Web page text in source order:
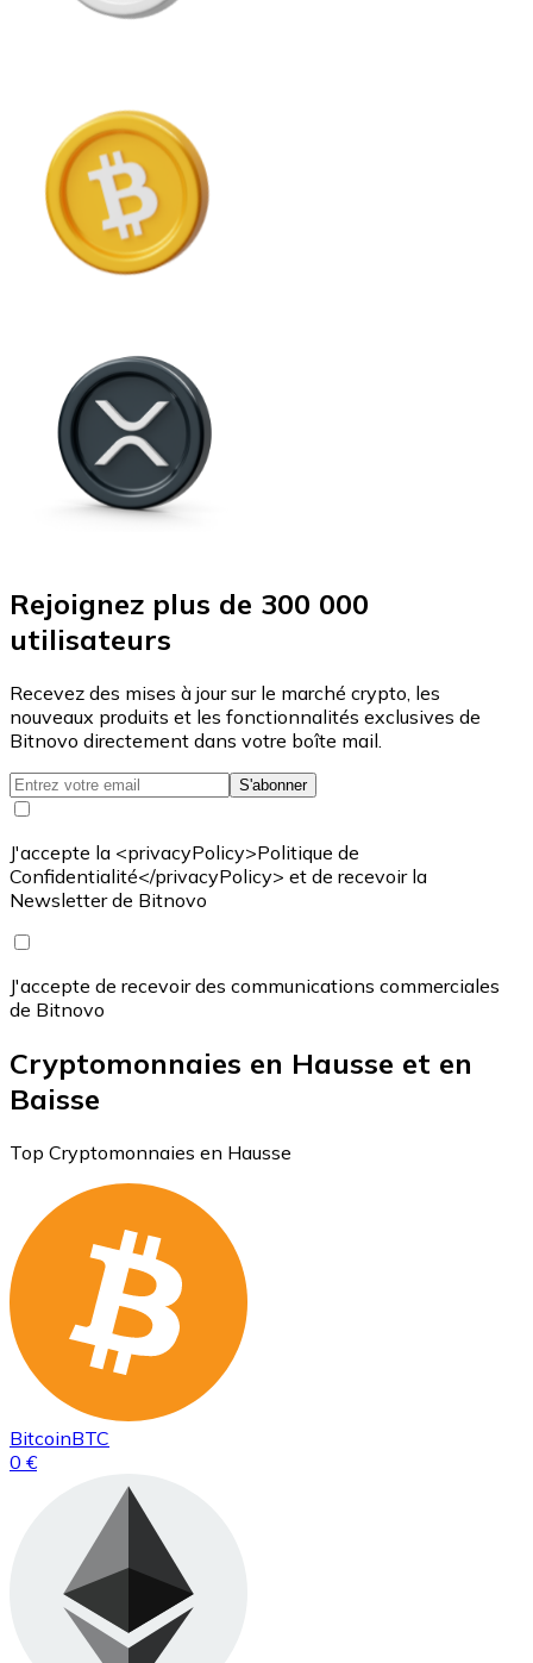
Rejoignez plus de 300 000
utilisateurs
Recevez des mises à jour sur le marché crypto, les
nouveaux produits et les fonctionnalités exclusives de
Bitnovo directement dans votre boîte mail.
S'abonner
J'accepte la <privacyPolicy>Politique de
Confidentialité</privacyPolicy> et de recevoir la
Newsletter de Bitnovo
J'accepte de recevoir des communications commerciales
de Bitnovo
Cryptomonnaies en Hausse et en
Baisse
Top Cryptomonnaies en Hausse
BitcoinBTC
0 €